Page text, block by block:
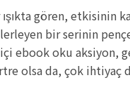
ışıkta gören,
bir serinin
oku aksiyon,
olsa da, çok ihtiyaç